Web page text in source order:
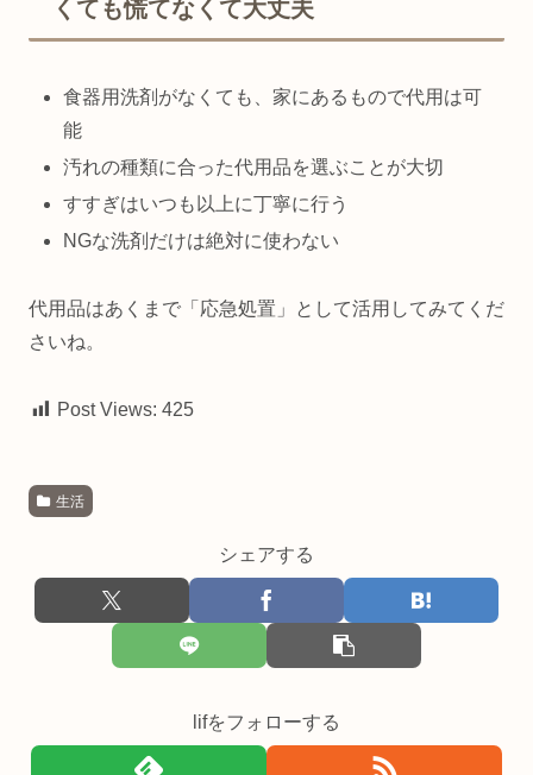
くても慌てなくて大丈夫
食器用洗剤がなくても、家にあるもので代用は可
能
汚れの種類に合った代用品を選ぶことが大切
すすぎはいつも以上に丁寧に行う
NGな洗剤だけは絶対に使わない
代用品はあくまで「応急処置」として活用してみてくだ
さいね。
Post Views: 425
生活
シェアする
lifをフォローする